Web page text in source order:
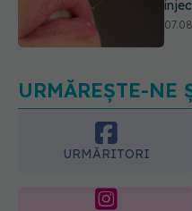
URMĂREȘTE-NE
URMĂRITORI